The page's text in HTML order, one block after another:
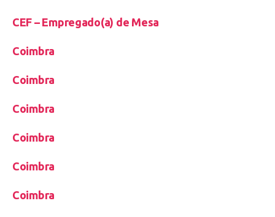
CEF – Empregado(a) de Mesa
Coimbra
Coimbra
Coimbra
Coimbra
Coimbra
Coimbra